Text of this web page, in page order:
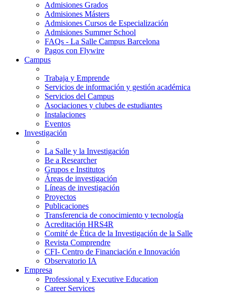
Admisiones Grados
Admisiones Másters
Admisiones Cursos de Especialización
Admisiones Summer School
FAQs - La Salle Campus Barcelona
Pagos con Flywire
Campus
Trabaja y Emprende
Servicios de información y gestión académica
Servicios del Campus
Asociaciones y clubes de estudiantes
Instalaciones
Eventos
Investigación
La Salle y la Investigación
Be a Researcher
Grupos e Institutos
Áreas de investigación
Líneas de investigación
Proyectos
Publicaciones
Transferencia de conocimiento y tecnología
Acreditación HRS4R
Comité de Ética de la Investigación de la Salle
Revista Comprendre
CFI- Centro de Financiación e Innovación
Observatorio IA
Empresa
Professional y Executive Education
Career Services